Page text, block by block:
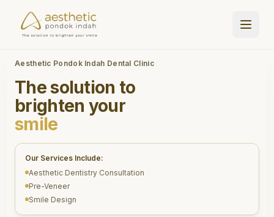
Aesthetic Pondok Indah Dental Clinic
The solution to
brighten your
smile
Our Services Include:
Aesthetic Dentistry Consultation
Pre-Veneer
Smile Design